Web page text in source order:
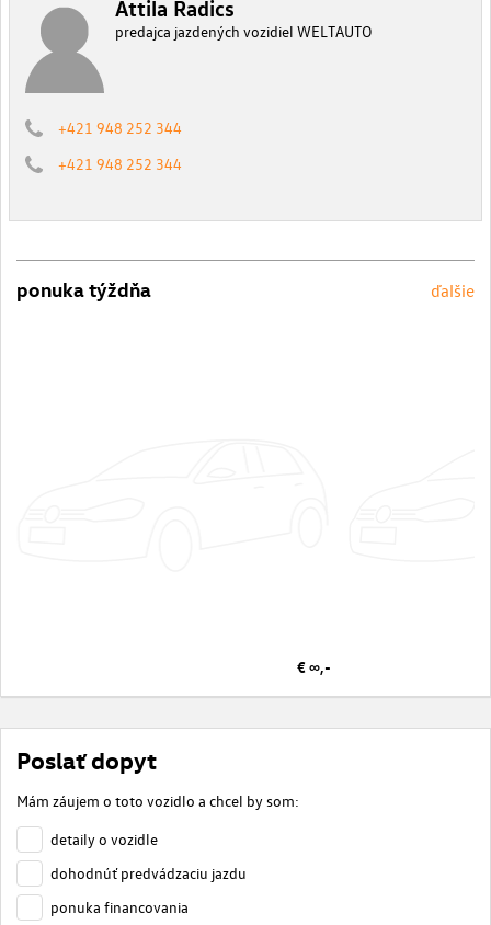
Attila Radics
predajca jazdených vozidiel WELTAUTO
+421 948 252 344
+421 948 252 344
ponuka týždňa ďalšie
€ ∞,-
Poslať dopyt
Mám záujem o toto vozidlo a chcel by som:
detaily o vozidle
dohodnúť predvádzaciu jazdu
ponuka financovania